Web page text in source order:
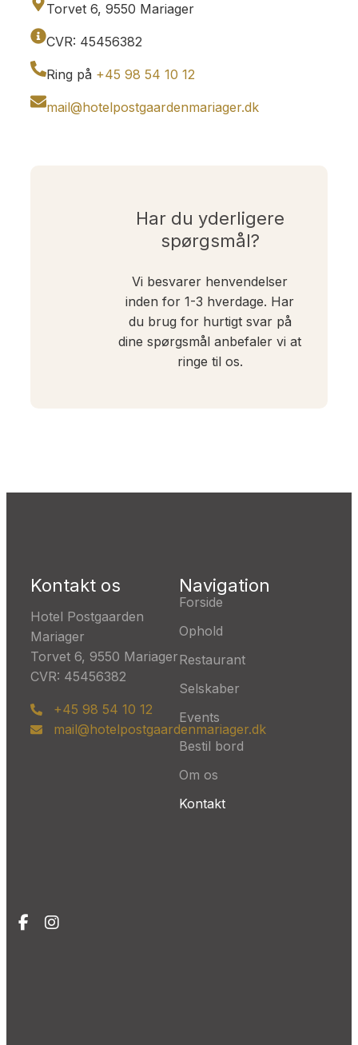
Torvet 6, 9550 Mariager
CVR: 45456382
Ring på +45 98 54 10 12
mail@hotelpostgaardenmariager.dk
Har du yderligere
spørgsmål?
Vi besvarer henvendelser
inden for 1-3 hverdage. Har
du brug for hurtigt svar på
dine spørgsmål anbefaler vi at
ringe til os.
Navigation
Forside
Ophold
Restaurant
Selskaber
Events
Bestil bord
Om os
Kontakt
Kontakt os
Hotel Postgaarden
Mariager
Torvet 6, 9550 Mariager
CVR: 45456382
+45 98 54 10 12
mail@hotelpostgaardenmariager.dk